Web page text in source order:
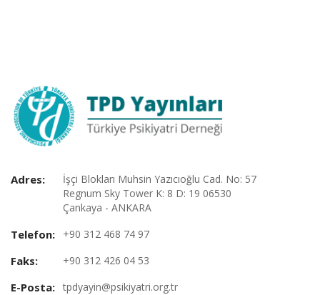
Adres:
İşçi Blokları Muhsin Yazıcıoğlu Cad. No: 57
Regnum Sky Tower K: 8 D: 19 06530
Çankaya - ANKARA
Telefon: +90 312 468 74 97
Faks: +90 312 426 04 53
E-Posta: tpdyayin@psikiyatri.org.tr